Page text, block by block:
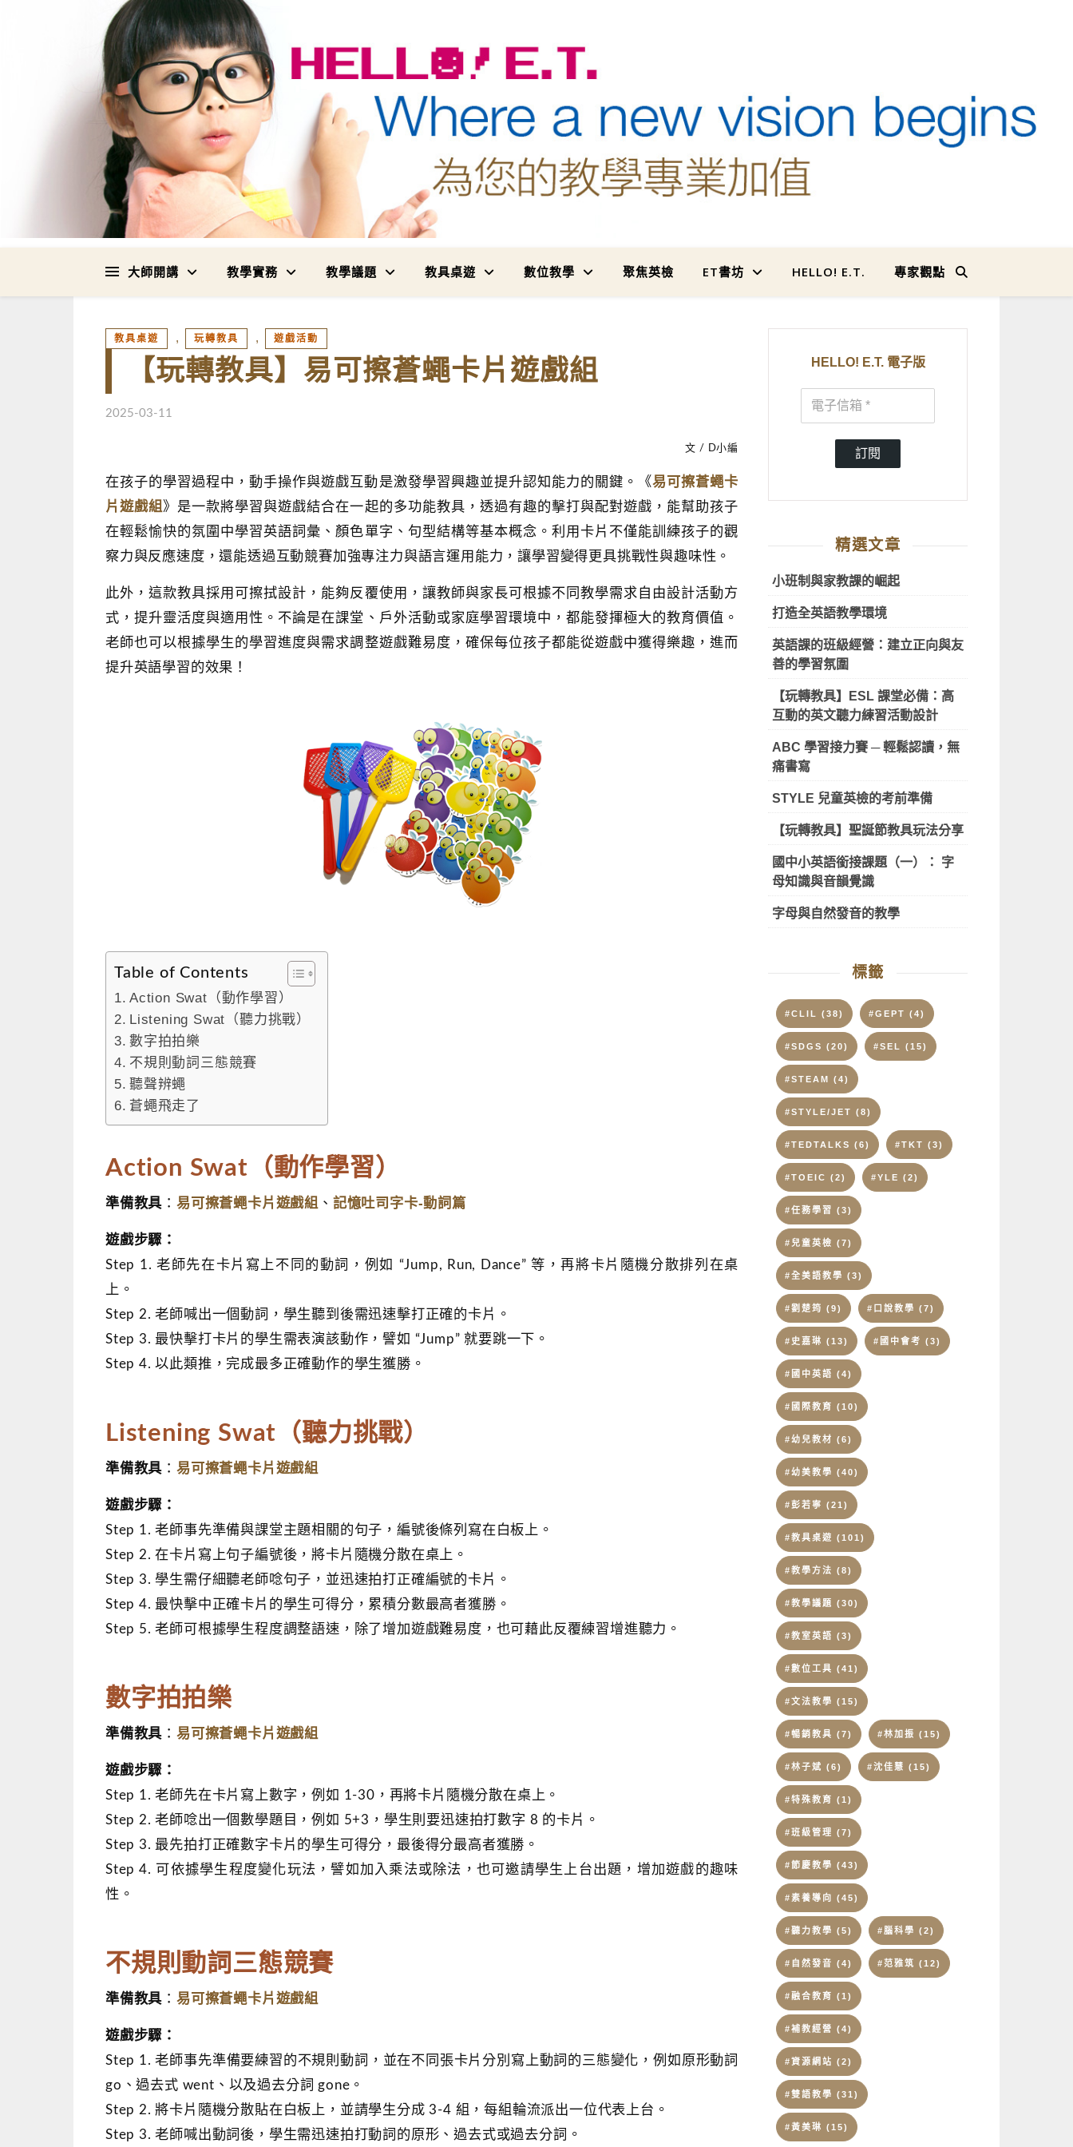
大師開講 教學實務 教學議題 教具桌遊 數位教學 聚焦英檢 ET書坊 HELLO! E.T. 專家觀點
教具桌遊 , 玩轉教具 , 遊戲活動
【玩轉教具】易可擦蒼蠅卡片遊戲組
2025-03-11
文 / D小編
在孩子的學習過程中，動手操作與遊戲互動是激發學習興趣並提升認知能力的關鍵。《易可擦蒼蠅卡
片遊戲組》是一款將學習與遊戲結合在一起的多功能教具，透過有趣的擊打與配對遊戲，能幫助孩子
在輕鬆愉快的氛圍中學習英語詞彙、顏色單字、句型結構等基本概念。利用卡片不僅能訓練孩子的觀
察力與反應速度，還能透過互動競賽加強專注力與語言運用能力，讓學習變得更具挑戰性與趣味性。
此外，這款教具採用可擦拭設計，能夠反覆使用，讓教師與家長可根據不同教學需求自由設計活動方
式，提升靈活度與適用性。不論是在課堂、戶外活動或家庭學習環境中，都能發揮極大的教育價值。
老師也可以根據學生的學習進度與需求調整遊戲難易度，確保每位孩子都能從遊戲中獲得樂趣，進而
提升英語學習的效果！
Table of Contents
Action Swat（動作學習）
Listening Swat（聽力挑戰）
數字拍拍樂
不規則動詞三態競賽
聽聲辨蠅
蒼蠅飛走了
Action Swat（動作學習）
準備教具 ：易可擦蒼蠅卡片遊戲組 、 記憶吐司字卡-動詞篇
遊戲步驟：
Step 1. 老師先在卡片寫上不同的動詞，例如 “Jump, Run, Dance” 等，再將卡片隨機分散排列在桌
上。
Step 2. 老師喊出一個動詞，學生聽到後需迅速擊打正確的卡片。
Step 3. 最快擊打卡片的學生需表演該動作，譬如 “Jump” 就要跳一下。
Step 4. 以此類推，完成最多正確動作的學生獲勝。
Listening Swat（聽力挑戰）
準備教具 ：易可擦蒼蠅卡片遊戲組
遊戲步驟：
Step 1. 老師事先準備與課堂主題相關的句子，編號後條列寫在白板上。
Step 2. 在卡片寫上句子編號後，將卡片隨機分散在桌上。
Step 3. 學生需仔細聽老師唸句子，並迅速拍打正確編號的卡片。
Step 4. 最快擊中正確卡片的學生可得分，累積分數最高者獲勝。
Step 5. 老師可根據學生程度調整語速，除了增加遊戲難易度，也可藉此反覆練習增進聽力。
數字拍拍樂
準備教具 ：易可擦蒼蠅卡片遊戲組
遊戲步驟：
Step 1. 老師先在卡片寫上數字，例如 1-30，再將卡片隨機分散在桌上。
Step 2. 老師唸出一個數學題目，例如 5+3，學生則要迅速拍打數字 8 的卡片。
Step 3. 最先拍打正確數字卡片的學生可得分，最後得分最高者獲勝。
Step 4. 可依據學生程度變化玩法，譬如加入乘法或除法，也可邀請學生上台出題，增加遊戲的趣味
性。
不規則動詞三態競賽
準備教具 ：易可擦蒼蠅卡片遊戲組
遊戲步驟：
Step 1. 老師事先準備要練習的不規則動詞，並在不同張卡片分別寫上動詞的三態變化，例如原形動詞
go、過去式 went、以及過去分詞 gone。
Step 2. 將卡片隨機分散貼在白板上，並請學生分成 3-4 組，每組輪流派出一位代表上台。
Step 3. 老師喊出動詞後，學生需迅速拍打動詞的原形、過去式或過去分詞。
HELLO! E.T. 電子版
訂閱
精選文章
小班制與家教課的崛起
打造全英語教學環境
英語課的班級經營：建立正向與友
善的學習氛圍
【玩轉教具】ESL 課堂必備：高
互動的英文聽力練習活動設計
ABC 學習接力賽 ─ 輕鬆認讀，無
痛書寫
STYLE 兒童英檢的考前準備
【玩轉教具】聖誕節教具玩法分享
國中小英語銜接課題（一）： 字
母知識與音韻覺識
字母與自然發音的教學
標籤
#CLIL (38) #GEPT (4)
#SDGS (20) #SEL (15)
#STEAM (4)
#STYLE/JET (8)
#TEDTALKS (6) #TKT (3)
#TOEIC (2) #YLE (2)
#任務學習 (3)
#兒童英檢 (7)
#全美語教學 (3)
#劉楚筠 (9) #口說教學 (7)
#史嘉琳 (13) #國中會考 (3)
#國中英語 (4)
#國際教育 (10)
#幼兒教材 (6)
#幼美教學 (40)
#彭若寧 (21)
#教具桌遊 (101)
#教學方法 (8)
#教學議題 (30)
#教室英語 (3)
#數位工具 (41)
#文法教學 (15)
#暢銷教具 (7) #林加振 (15)
#林子斌 (6) #沈佳慧 (15)
#特殊教育 (1)
#班級管理 (7)
#節慶教學 (43)
#素養導向 (45)
#聽力教學 (5) #腦科學 (2)
#自然發音 (4) #范雅筑 (12)
#融合教育 (1)
#補教經營 (4)
#資源網站 (2)
#雙語教學 (31)
#黃美琳 (15)